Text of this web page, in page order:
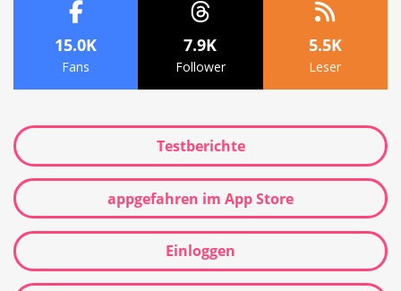
15.0K
Fans
7.9K
Follower
5.5K
Leser
Testberichte
appgefahren im App Store
Einloggen